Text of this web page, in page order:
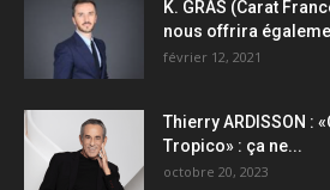
K. GRAS (Carat
nous offrira
février 12, 2021
Thierry ARDISSON :
Tropico» : ça ne...
octobre 20, 2023